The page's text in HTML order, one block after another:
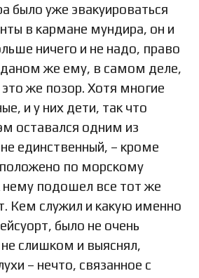
было уже эвакуироваться
в кармане мундира, он и
ничего и не надо, право
же ему, в самом деле,
же позор. Хотя многие
и у них дети, так что
оставался одним из
единственный, – кроме
по морскому
нему подошел все тот же
Кем служил и какую именно
было не очень
слишком и выяснял,
– нечто, связанное с